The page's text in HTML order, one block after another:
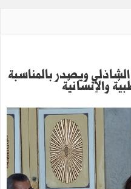
ويصدر بالمناسبة
والإنسانيّة